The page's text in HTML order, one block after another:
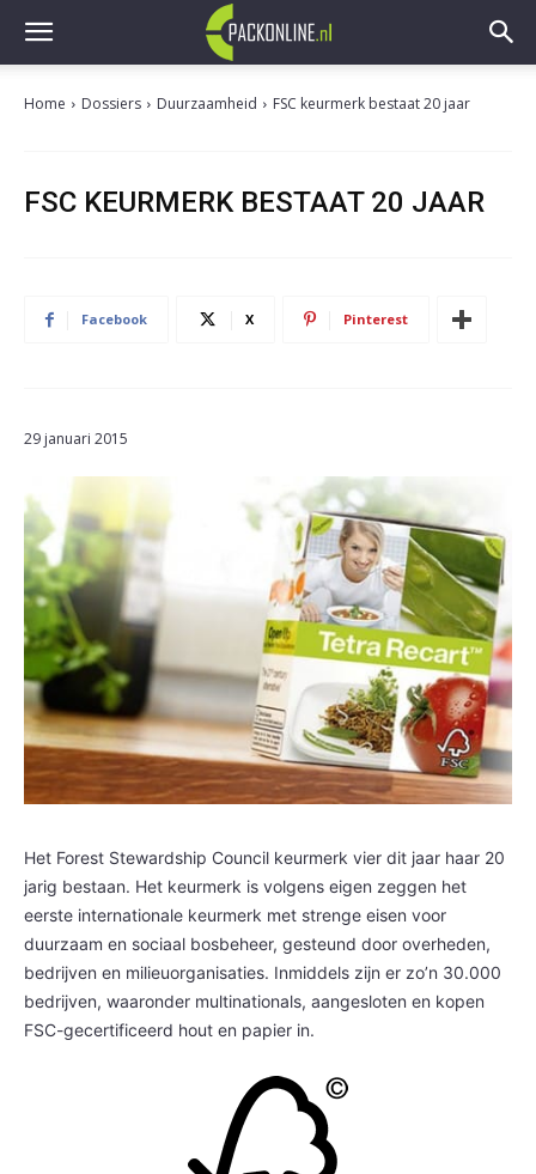
Home Dossiers Duurzaamheid FSC keurmerk bestaat 20 jaar
FSC KEURMERK BESTAAT 20 JAAR
Facebook X Pinterest
29 januari 2015
Het Forest Stewardship Council keurmerk vier dit jaar haar 20
jarig bestaan. Het keurmerk is volgens eigen zeggen het
eerste internationale keurmerk met strenge eisen voor
duurzaam en sociaal bosbeheer, gesteund door overheden,
bedrijven en milieuorganisaties. Inmiddels zijn er zo’n 30.000
bedrijven, waaronder multinationals, aangesloten en kopen
FSC-gecertificeerd hout en papier in.